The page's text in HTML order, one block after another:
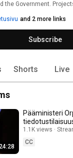
the Government.
and 2 more links
Subscribe
Shorts Live
24:28
Pääministeri
1.1K views
CC